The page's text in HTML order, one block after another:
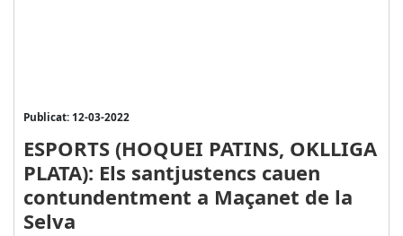
Publicat: 12-03-2022
ESPORTS (HOQUEI PATINS, OKLLIGA
PLATA): Els santjustencs cauen
contundentment a Maçanet de la
Selva